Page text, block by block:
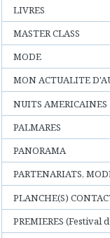
LIVRES
MASTER CLASS
MODE
MON ACTUALITE
NUITS AMERICAINES
PALMARES
PANORAMA
PARTENARIATS,
PLANCHE(S)
PREMIERES (Festival